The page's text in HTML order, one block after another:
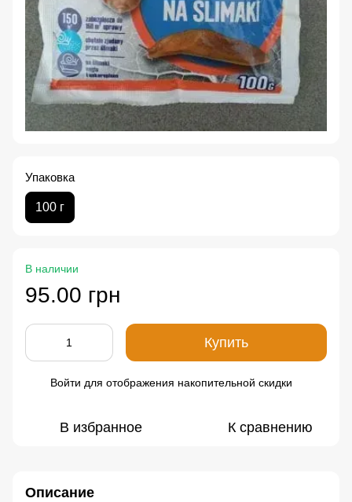
Упаковка
100 г
В наличии
95.00 грн
Купить
Войти для отображения накопительной скидки
В избранное К сравнению
Описание